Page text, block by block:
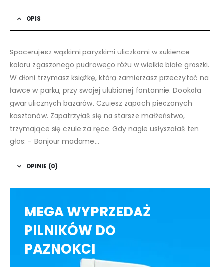
OPIS
Spacerujesz wąskimi paryskimi uliczkami w sukience
koloru zgaszonego pudrowego różu w wielkie białe groszki.
W dłoni trzymasz książkę, którą zamierzasz przeczytać na
ławce w parku, przy swojej ulubionej fontannie. Dookoła
gwar ulicznych bazarów. Czujesz zapach pieczonych
kasztanów. Zapatrzyłaś się na starsze małżeństwo,
trzymające się czule za ręce. Gdy nagle usłyszałaś ten
głos: – Bonjour madame…
OPINIE (0)
MEGA WYPRZEDAŻ
PILNIKÓW DO
PAZNOKCI